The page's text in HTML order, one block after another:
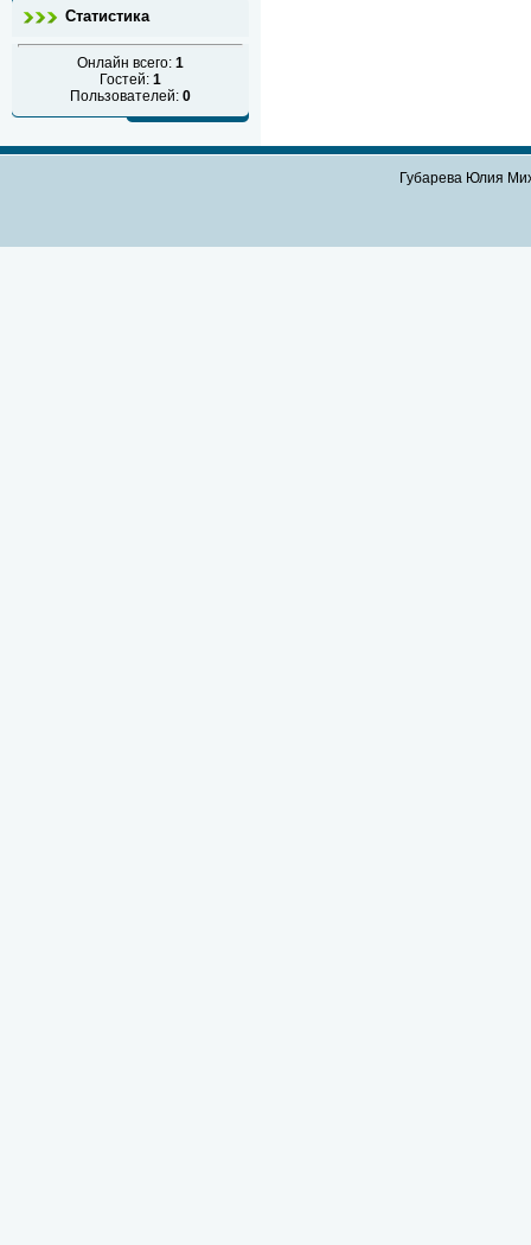
Статистика
Онлайн всего: 1
Гостей: 1
Пользователей: 0
Губарева Юлия